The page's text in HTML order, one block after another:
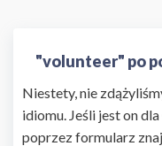
"volunteer" po
Niestety, nie
idiomu. Jeśli jest on
poprzez formularz